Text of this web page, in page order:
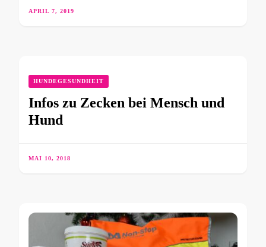
APRIL 7, 2019
HUNDEGESUNDHEIT
Infos zu Zecken bei Mensch und
Hund
MAI 10, 2018